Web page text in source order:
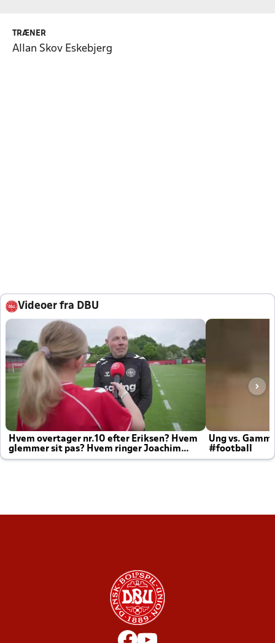
TRÆNER
Allan Skov Eskebjerg
Videoer fra DBU
Hvem overtager nr.10 efter Eriksen? Hvem
glemmer sit pas? Hvem ringer Joachim
altid til efter kampe?
Ung vs.
#football